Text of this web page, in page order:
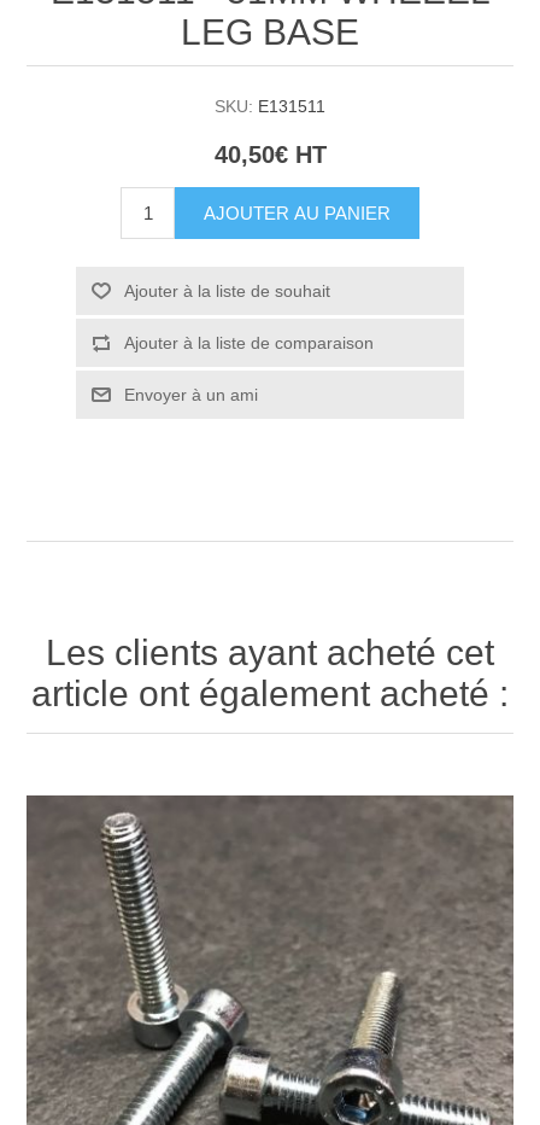
LEG BASE
SKU: E131511
40,50€ HT
AJOUTER AU PANIER
Ajouter à la liste de souhait
Ajouter à la liste de comparaison
Envoyer à un ami
Les clients ayant acheté cet
article ont également acheté :